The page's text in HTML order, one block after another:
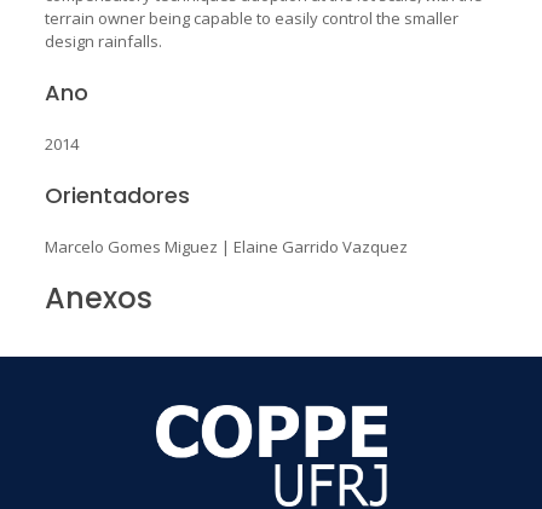
terrain owner being capable to easily control the smaller
design rainfalls.
Ano
2014
Orientadores
Marcelo Gomes Miguez | Elaine Garrido Vazquez
Anexos